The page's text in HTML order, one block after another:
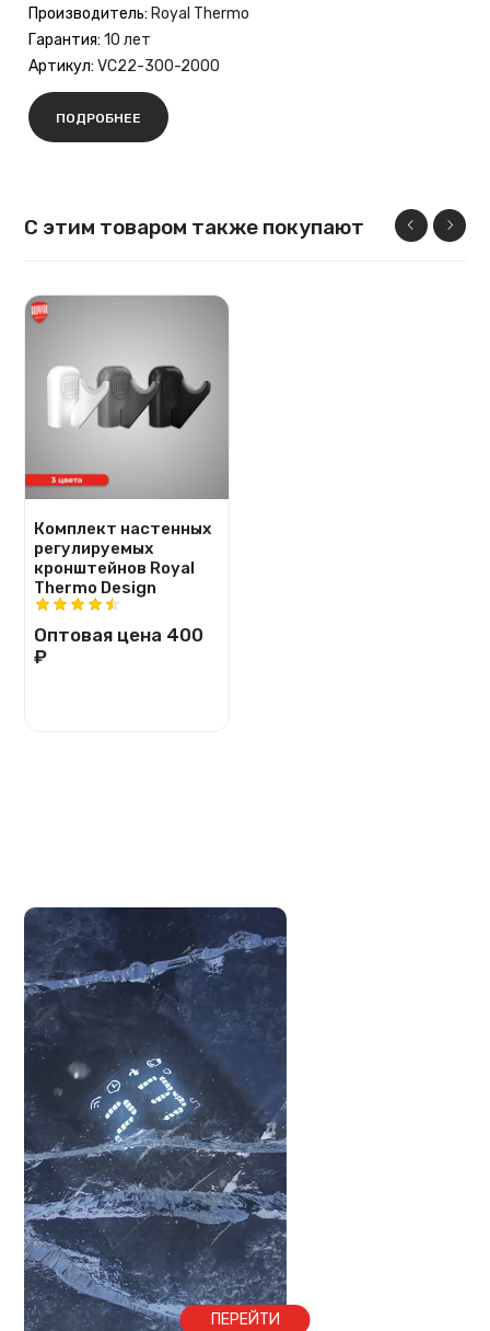
Производитель: Royal Thermo
Гарантия: 10 лет
Артикул: VC22-300-2000
ПОДРОБНЕЕ
С этим товаром также покупают
Комплект настенных
регулируемых
кронштейнов Royal
Thermo Design
Оптовая цена 400
₽
ПЕРЕЙТИ